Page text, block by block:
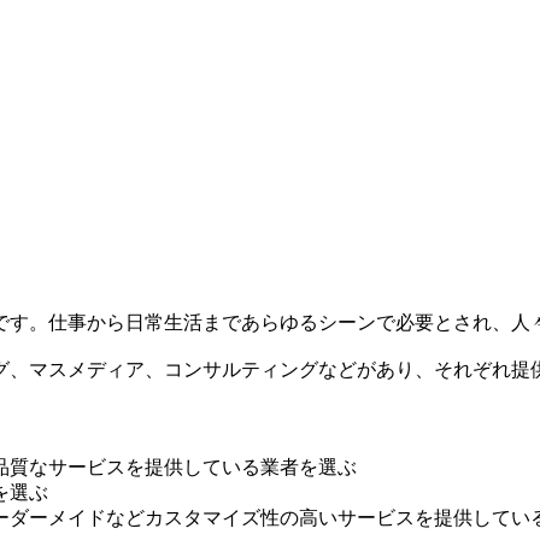
。仕事から日常生活まであらゆるシーンで必要とされ、
マスメディア、コンサルティングなどがあり、それぞれ
なサービスを提供している業者を選ぶ
選ぶ
ーメイドなどカスタマイズ性の高いサービスを提供してい